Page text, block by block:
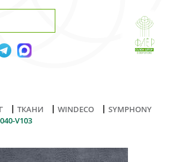
| ТКАНИ | WINDECO | SYMPHONY
V103